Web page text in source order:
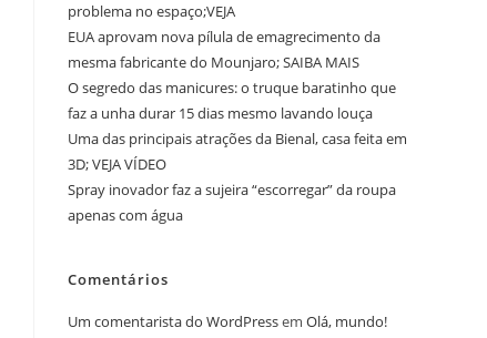
problema no espaço;VEJA
EUA aprovam nova pílula de emagrecimento da
mesma fabricante do Mounjaro; SAIBA MAIS
O segredo das manicures: o truque baratinho que
faz a unha durar 15 dias mesmo lavando louça
Uma das principais atrações da Bienal, casa feita em
3D; VEJA VÍDEO
Spray inovador faz a sujeira “escorregar” da roupa
apenas com água
Comentários
Um comentarista do WordPressem Olá, mundo!